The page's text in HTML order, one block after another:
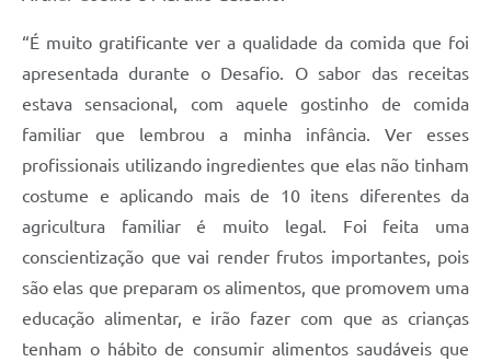
“É muito gratificante ver a qualidade da comida que foi
apresentada durante o Desafio. O sabor das receitas
estava sensacional, com aquele gostinho de comida
familiar que lembrou a minha infância. Ver esses
profissionais utilizando ingredientes que elas não tinham
costume e aplicando mais de 10 itens diferentes da
agricultura familiar é muito legal. Foi feita uma
conscientização que vai render frutos importantes, pois
são elas que preparam os alimentos, que promovem uma
educação alimentar, e irão fazer com que as crianças
tenham o hábito de consumir alimentos saudáveis que